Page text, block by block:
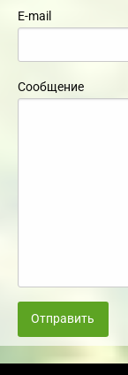
E-mail
Сообщение
Отправить